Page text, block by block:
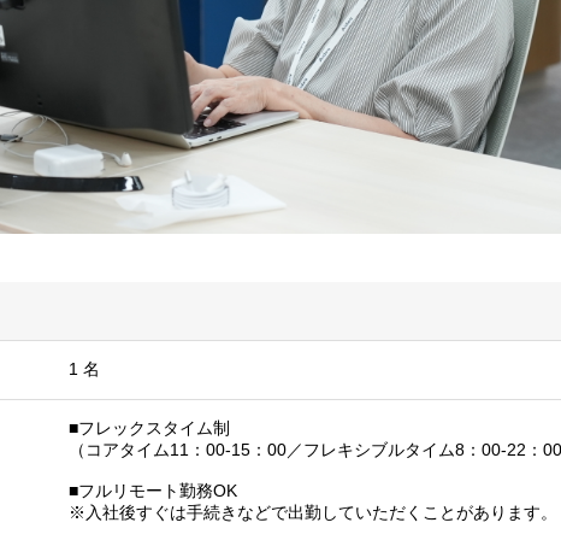
1 名
■フレックスタイム制
（コアタイム11：00-15：00／フレキシブルタイム8：00-22：
■フルリモート勤務OK
※入社後すぐは手続きなどで出勤していただくことがあります。